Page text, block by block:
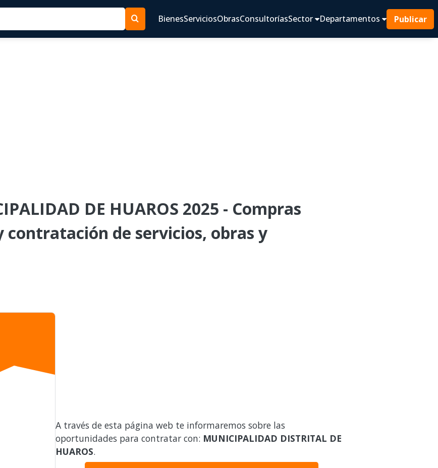
BienesServiciosObrasConsultoríasSector Departamentos Publicar
DE HUAROS 2025 - Compras
contratación de servicios, obras y
A través de esta página web te informaremos sobre las
oportunidades para contratar con: MUNICIPALIDAD DISTRITAL DE
HUAROS.